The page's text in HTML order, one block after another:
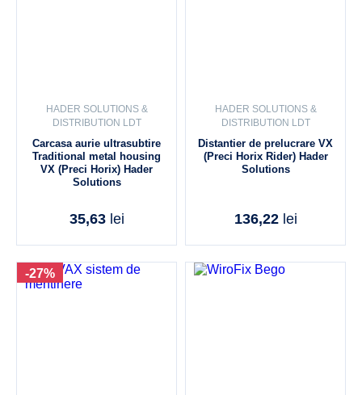
HADER SOLUTIONS &
DISTRIBUTION LDT
Carcasa aurie ultrasubtire
Traditional metal housing
VX (Preci Horix) Hader
Solutions
35,63 lei
HADER SOLUTIONS &
DISTRIBUTION LDT
Distantier de prelucrare VX
(Preci Horix Rider) Hader
Solutions
136,22 lei
-27%